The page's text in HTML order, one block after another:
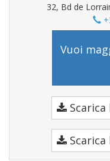
32, Bd de
Vuoi
Scarica
Scarica